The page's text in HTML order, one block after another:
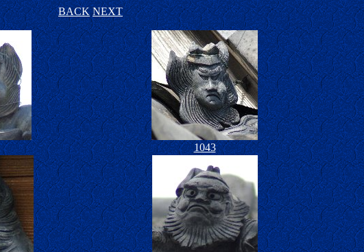
BACK NEXT
1043